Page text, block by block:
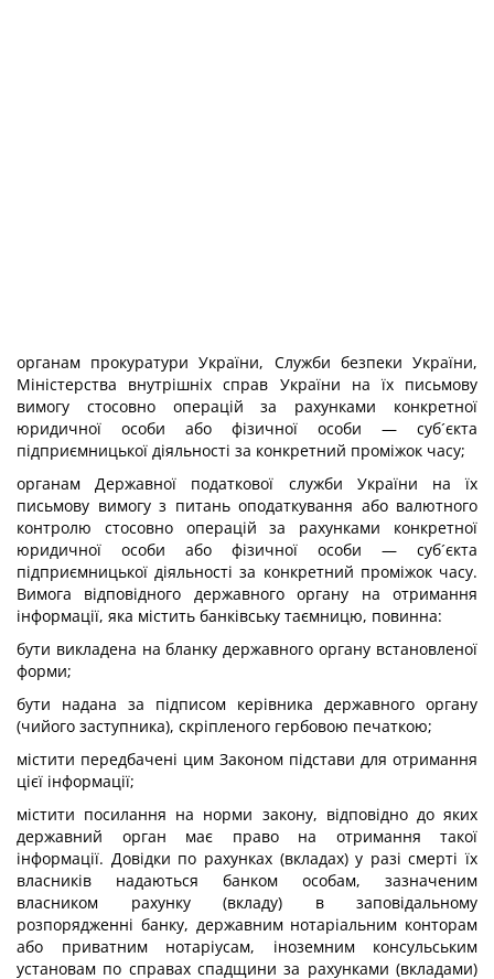
органам прокуратури України, Служби безпеки України,
Міністерства внутрішніх справ України на їх письмову
вимогу стосовно операцій за рахунками конкретної
юридичної особи або фізичної особи — суб´єкта
підприємницької діяльності за конкретний проміжок часу;
органам Державної податкової служби України на їх
письмову вимогу з питань оподаткування або валютного
контролю стосовно операцій за рахунками конкретної
юридичної особи або фізичної особи — суб´єкта
підприємницької діяльності за конкретний проміжок часу.
Вимога відповідного державного органу на отримання
інформації, яка містить банківську таємницю, повинна:
бути викладена на бланку державного органу встановленої
форми;
бути надана за підписом керівника державного органу
(чийого заступника), скріпленого гербовою печаткою;
містити передбачені цим Законом підстави для отримання
цієї інформації;
містити посилання на норми закону, відповідно до яких
державний орган має право на отримання такої
інформації. Довідки по рахунках (вкладах) у разі смерті їх
власників надаються банком особам, зазначеним
власником рахунку (вкладу) в заповідальному
розпорядженні банку, державним нотаріальним конторам
або приватним нотаріусам, іноземним консульським
установам по справах спадщини за рахунками (вкладами)